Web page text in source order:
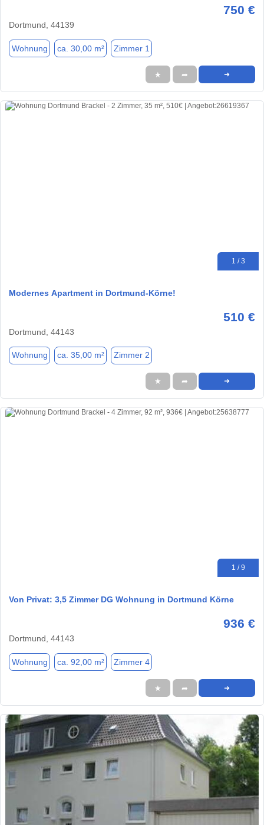
750 €
Dortmund, 44139
Wohnung ca. 30,00 m² Zimmer 1
★ ➦ ➜
1 / 3
Modernes Apartment in Dortmund-Körne!
510 €
Dortmund, 44143
Wohnung ca. 35,00 m² Zimmer 2
★ ➦ ➜
1 / 9
Von Privat: 3,5 Zimmer DG Wohnung in Dortmund Körne
936 €
Dortmund, 44143
Wohnung ca. 92,00 m² Zimmer 4
★ ➦ ➜